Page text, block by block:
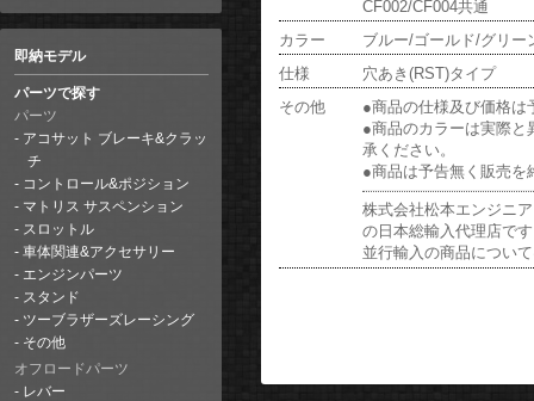
即納モデル
パーツで探す
パーツ
アコサット ブレーキ&クラッ
チ
コントロール&ポジション
マトリス サスペンション
スロットル
車体関連&アクセサリー
エンジンパーツ
スタンド
ツーブラザーズレーシング
その他
オフロードパーツ
レバー
CF002/CF004共通
カラー
ブルー/ゴールド/グリ
仕様
穴あき(RST)タイプ
その他
●商品の仕様及び価格は
●商品のカラーは実際と
承ください。
●商品は予告無く販売を
株式会社松本エンジニ
の日本総輸入代理店で
並行輸入の商品につい